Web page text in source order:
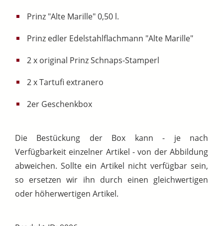
Prinz "Alte Marille" 0,50 l.
Prinz edler Edelstahlflachmann "Alte Marille"
2 x original Prinz Schnaps-Stamperl
2 x Tartufi extranero
2er Geschenkbox
Die Bestückung der Box kann - je nach
Verfügbarkeit einzelner Artikel - von der Abbildung
abweichen. Sollte ein Artikel nicht verfügbar sein,
so ersetzen wir ihn durch einen gleichwertigen
oder höherwertigen Artikel.